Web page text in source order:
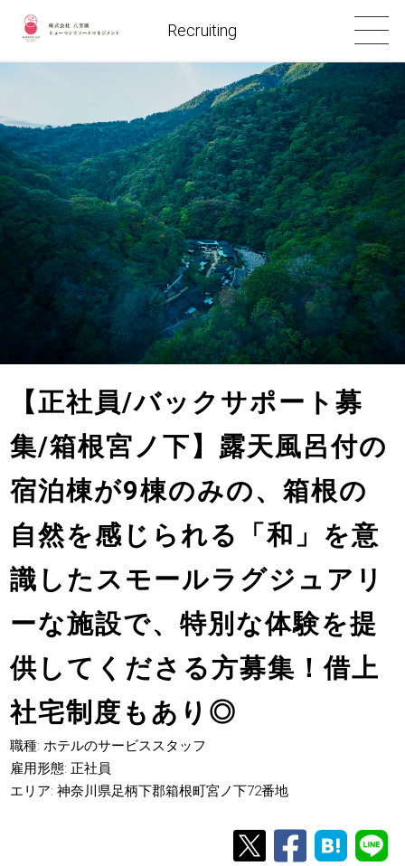
Recruiting
【正社員/バックサポート募
集/箱根宮ノ下】露天風呂付の
宿泊棟が9棟のみの、箱根の
自然を感じられる「和」を意
識したスモールラグジュアリ
ーな施設で、特別な体験を提
供してくださる方募集！借上
社宅制度もあり◎
職種: ホテルのサービススタッフ
雇用形態: 正社員
エリア: 神奈川県足柄下郡箱根町宮ノ下72番地